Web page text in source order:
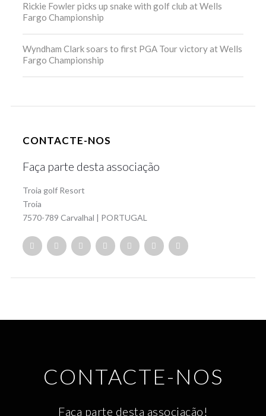
Rickie Fowler picks up snake with golf club at Wells
Fargo Championship
Wyndham Clark soars to first PGA Tour victory at Wells
Fargo Championship
CONTACTE-NOS
Faça parte desta associação
Troia golf Resort
Troia
7570-789 Carvalhal | PORTUGAL
CONTACTE-NOS
Faça parte desta associação!